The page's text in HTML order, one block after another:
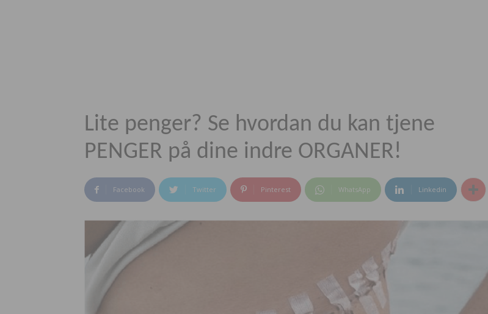
Lite penger? Se hvordan du kan tjene
PENGER på dine indre ORGANER!
Facebook Twitter Pinterest WhatsApp Linkedin